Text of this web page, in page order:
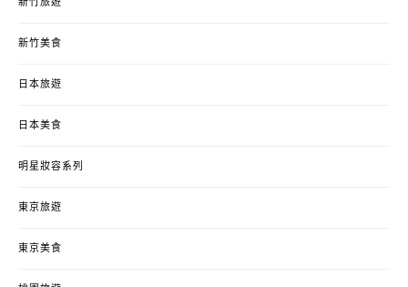
新竹旅遊
新竹美食
日本旅遊
日本美食
明星妝容系列
東京旅遊
東京美食